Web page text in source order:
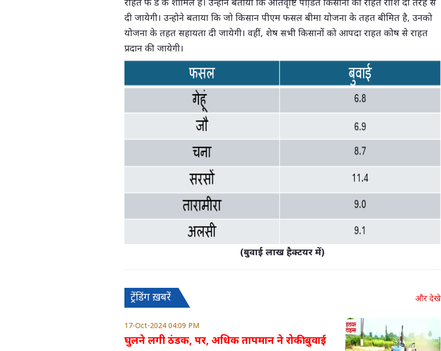
दी जायेगी। उन्होने बताया कि जो किसान पीएम फसल बीमा योजना के तहत बीमित है, उनको
योजना के तहत सहायता दी जायेगी। वहीं, शेष सभी किसानों को आपदा राहत कोष से राहत
प्रदान की जायेगी।
(बुवाई लाख हैक्टयर में)
ट्रेंडिंग ख़बरें और देखे
17-Oct-2024 04:09 PM
घुलने लगी ठंडक, पर, अधिक तापमान ने रोकी बुवाई